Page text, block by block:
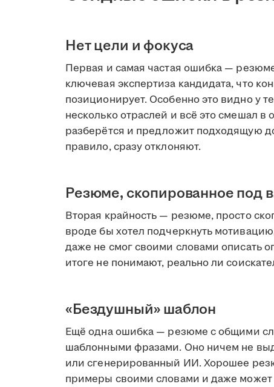
Нет цели и фокуса
Первая и самая частая ошибка —
ключевая экспертиза кандидата, что
позиционирует. Особенно это видно у
несколько отраслей и всё это смешал в
разберётся и предложит подходящую
правило, сразу отклоняют.
Резюме, скопированное под
Вторая крайность — резюме, просто
вроде бы хотел подчеркнуть
даже не смог своими словами
итоге не понимают, реально ли
«Бездушный» шаблон
Ещё одна ошибка — резюме с общими
шаблонными фразами. Оно ничем не
или сгенерированный ИИ. Хорошее
примеры своими словами и даже